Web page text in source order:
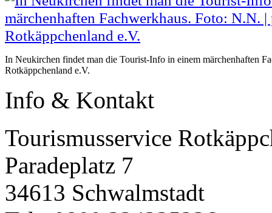
In Neukirchen findet man die Tourist-Info in einem märchenhaften
Rotkäppchenland e.V.
Info & Kontakt
Tourismusservice
Paradeplatz 7
34613 Schwalmstadt